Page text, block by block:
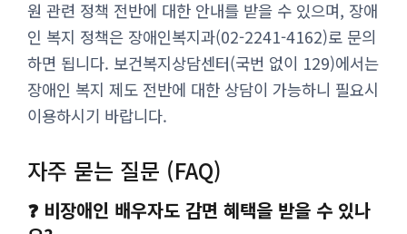
원 관련 정책 전반에 대한 안내를 받을 수 있으며, 장애
인 복지 정책은 장애인복지과(02-2241-4162)로 문의
하면 됩니다. 보건복지상담센터(국번 없이 129)에서는
장애인 복지 제도 전반에 대한 상담이 가능하니 필요시
이용하시기 바랍니다.
자주 묻는 질문 (FAQ)
❓ 비장애인 배우자도 감면 혜택을 받을 수 있나